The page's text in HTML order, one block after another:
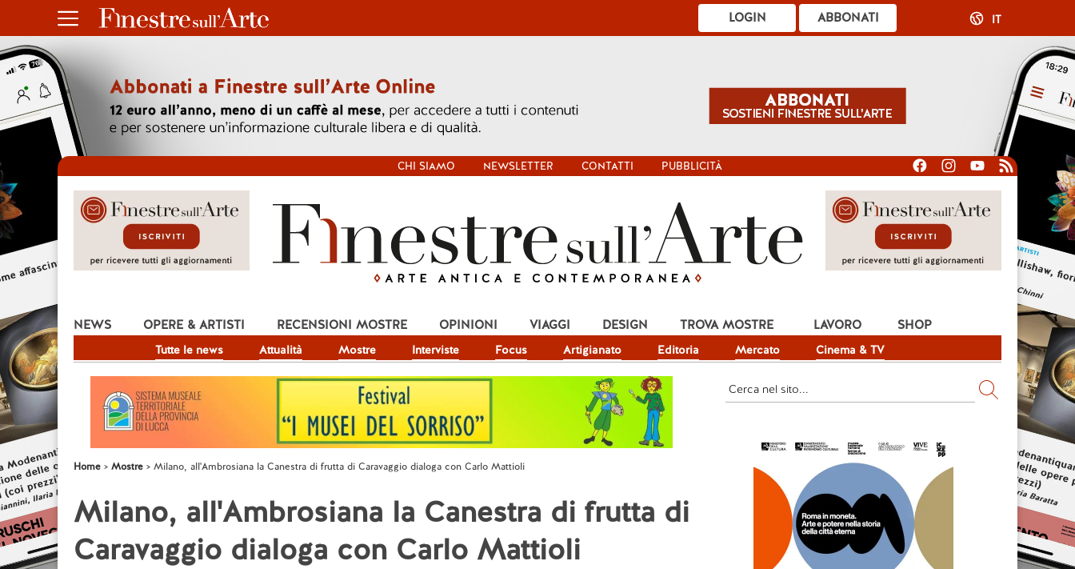
ABBONATI
LOGIN IT
CHI SIAMO NEWSLETTER CONTATTI PUBBLICITÀ
NEWS
Tutte le news Attualità Mostre Interviste Focus Artigianato Editoria Mercato Cinema & TV
OPERE & ARTISTI RECENSIONI MOSTRE OPINIONI VIAGGI DESIGN TROVA MOSTRE LAVORO SHOP
Home Mostre Milano, all'Ambrosiana la Canestra di frutta di Caravaggio dialoga con Carlo Mattioli
Milano, all'Ambrosiana la Canestra di frutta di
Caravaggio dialoga con Carlo Mattioli